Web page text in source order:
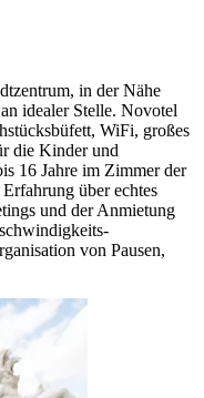
in der Nähe
idealer Stelle. Novotel
WiFi, großes
die Kinder und
16 Jahre im Zimmer der
über echtes
und der Anmietung
von Pausen,